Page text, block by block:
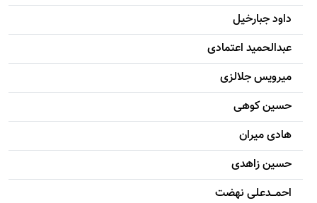
داود جبارخیل
عبدالحمید اعتمادی
میرویس جلالزی
حسين کوهی
هادی ميران
حسين زاهدی
احمـــدعلی نهضت